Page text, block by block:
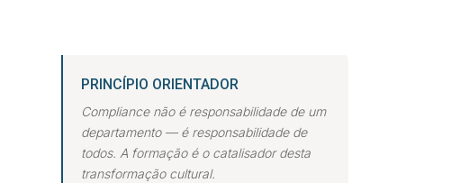
PRINCÍPIO ORIENTADOR
Compliance não é responsabilidade de um
departamento — é responsabilidade de
todos. A formação é o catalisador desta
transformação cultural.